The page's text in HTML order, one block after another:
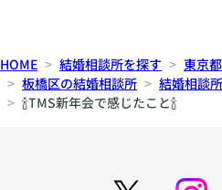
HOME 結婚相談所を探す
東京
板橋区の結婚相談所
結婚相談
🍾TMS新年会で感じたこと🍾